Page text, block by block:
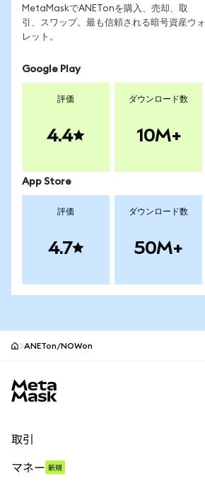
MetaMaskでANETonを購入、売却、取
引、スワップ。最も信頼される暗号資産ウォ
レット。
Google Play
評価
4.4
ダウンロード数
10M+
App Store
評価
4.7
ダウンロード数
50M+
ANETon/NOWon
取引
マネー 新規